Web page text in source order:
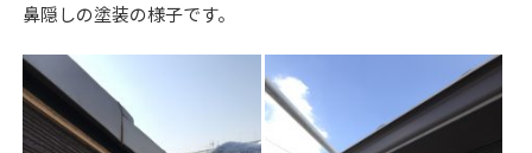
鼻隠しの塗装の様子です。